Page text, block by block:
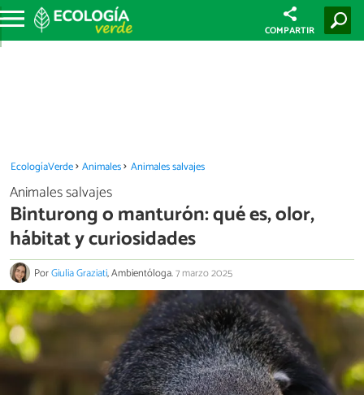
COMPARTIR
EcologíaVerde Animales Animales salvajes
Animales salvajes
Binturong o manturón: qué es, olor,
hábitat y curiosidades
PorGiulia Graziati, Ambientóloga.7 marzo 2025